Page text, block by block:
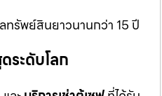
ทรัพย์สินยาวนานกว่า 15 ปี
ระดับโลก